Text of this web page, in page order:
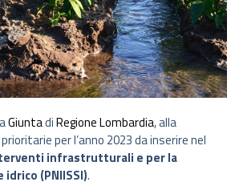
GiuntadiRegione Lombardia, alla
per l’anno 2023 da inserire nel
infrastrutturali e per la
(PNIISSI).